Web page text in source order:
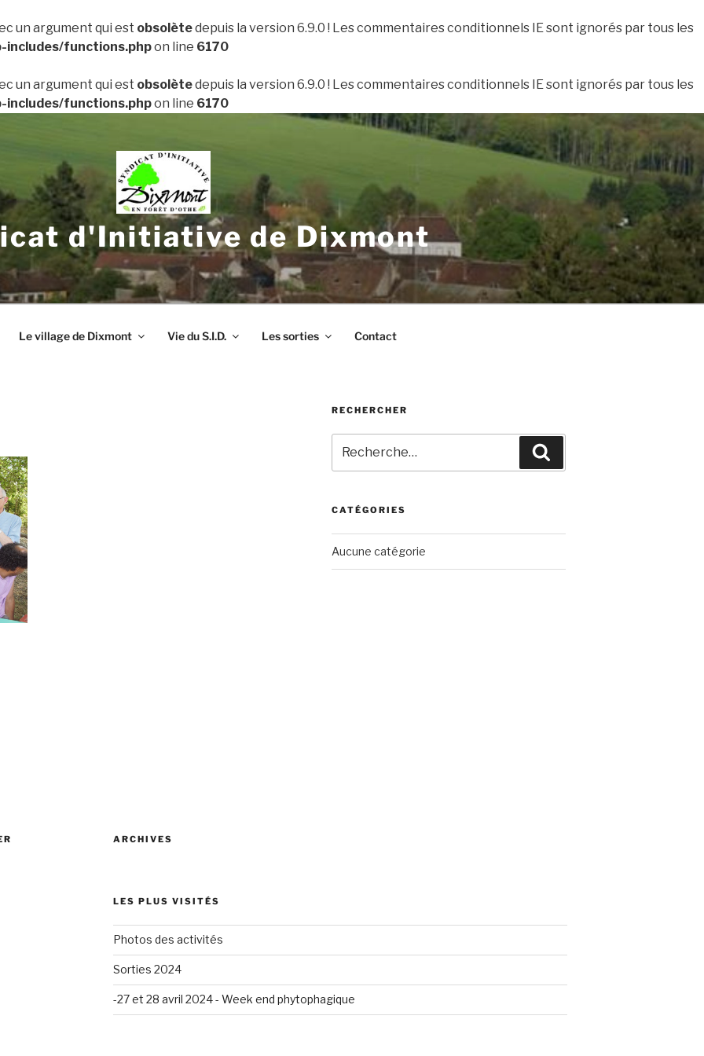
un argument qui est obsolètedepuis la version 6.9.0 ! Les commentaires conditionnels IE sont ignorés par tous les
includes/functions.phpon line 6170
un argument qui est obsolètedepuis la version 6.9.0 ! Les commentaires conditionnels IE sont ignorés par tous les
includes/functions.phpon line 6170
d'Initiative de Dixmont
Le village de Dixmont Vie du S.I.D. Les sorties Contact
RECHERCHER
pour
:
CATÉGORIES
Aucune catégorie
ARCHIVES
LES PLUS VISITÉS
Photos des activités
Sorties 2024
-27 et 28 avril 2024 - Week end phytophagique